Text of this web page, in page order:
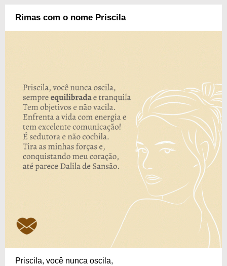
Rimas com o nome Priscila
Priscila, você nunca oscila,